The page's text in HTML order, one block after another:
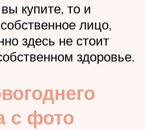
купите, то и
лицо,
здесь не стоит
здоровье.
с фото